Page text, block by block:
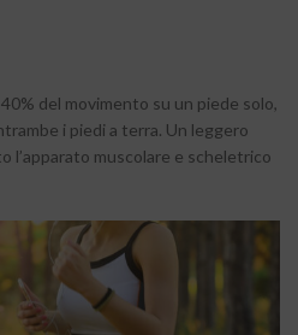
del movimento su un piede solo,
i piedi a terra. Un leggero
l’apparato muscolare e scheletrico